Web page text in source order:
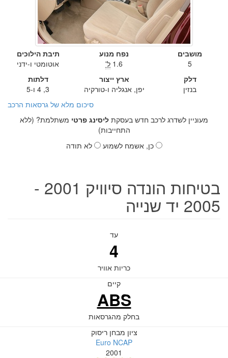
מושבים
5
נפח מנוע
1.6 ל'
תיבת הילוכים
אוטומטי ו-ידני
דלק
בנזין
ארץ ייצור
יפן, אנגליה ו-טורקיה
דלתות
3, 4 ו-5
סיכום מלא של גרסאות הרכב
מעוניין לשדרג לרכב חדש בעסקת ליסינג פרטי משתלמת? (ללא
התחייבות)
כן, אשמח לשמוע
לא תודה
בטיחות הונדה סיוויק 2001 -
2005 יד שנייה
עד
4
כריות אוויר
קיים
ABS
בחלק מהגרסאות
ציון מבחן ריסוק
Euro NCAP
2001